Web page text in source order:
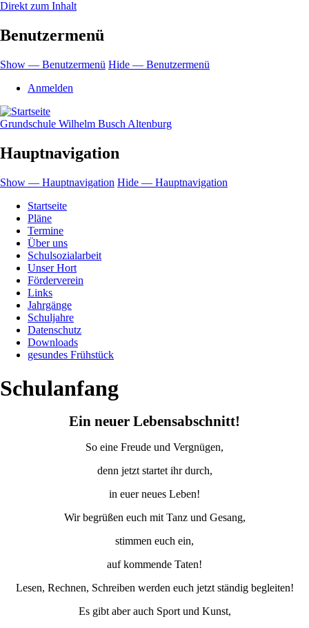
Direkt zum Inhalt
Benutzermenü
Show — Benutzermenü Hide — Benutzermenü
Anmelden
Grundschule Wilhelm Busch Altenburg
Hauptnavigation
Show — Hauptnavigation Hide — Hauptnavigation
Startseite
Pläne
Termine
Über uns
Schulsozialarbeit
Unser Hort
Förderverein
Links
Jahrgänge
Schuljahre
Datenschutz
Downloads
gesundes Frühstück
Schulanfang
Ein neuer Lebensabschnitt!
So eine Freude und Vergnügen,
denn jetzt startet ihr durch,
in euer neues Leben!
Wir begrüßen euch mit Tanz und Gesang,
stimmen euch ein,
auf kommende Taten!
Lesen, Rechnen, Schreiben werden euch jetzt ständig begleiten!
Es gibt aber auch Sport und Kunst,